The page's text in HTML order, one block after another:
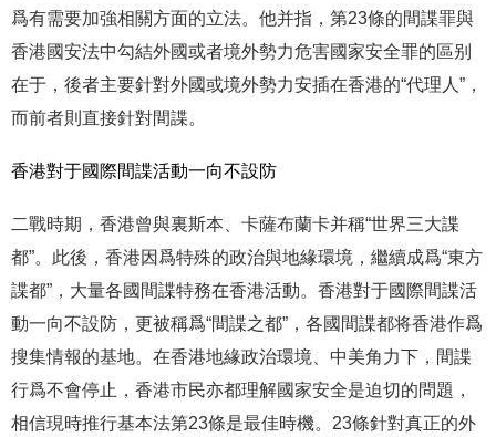
爲有需要加強相關方面的立法。他并指，第23條的間諜罪與
香港國安法中勾結外國或者境外勢力危害國家安全罪的區别
在于，後者主要針對外國或境外勢力安插在香港的“代理人”，
而前者則直接針對間諜。
香港對于國際間諜活動一向不設防
二戰時期，香港曾與裏斯本、卡薩布蘭卡并稱“世界三大諜
都”。此後，香港因爲特殊的政治與地緣環境，繼續成爲“東方
諜都”，大量各國間諜特務在香港活動。香港對于國際間諜活
動一向不設防，更被稱爲“間諜之都”，各國間諜都将香港作爲
搜集情報的基地。在香港地緣政治環境、中美角力下，間諜
行爲不會停止，香港市民亦都理解國家安全是迫切的問題，
相信現時推行基本法第23條是最佳時機。23條針對真正的外